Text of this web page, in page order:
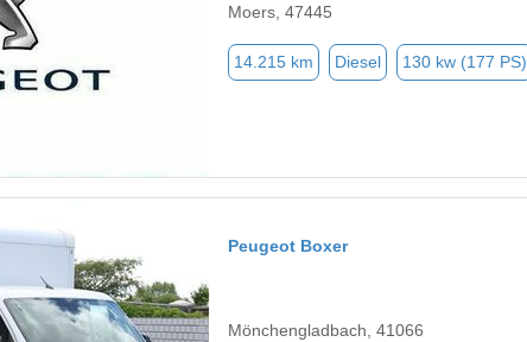
Moers, 47445
14.215 km Diesel 130 kw (177 PS)
Peugeot Boxer
Mönchengladbach, 41066